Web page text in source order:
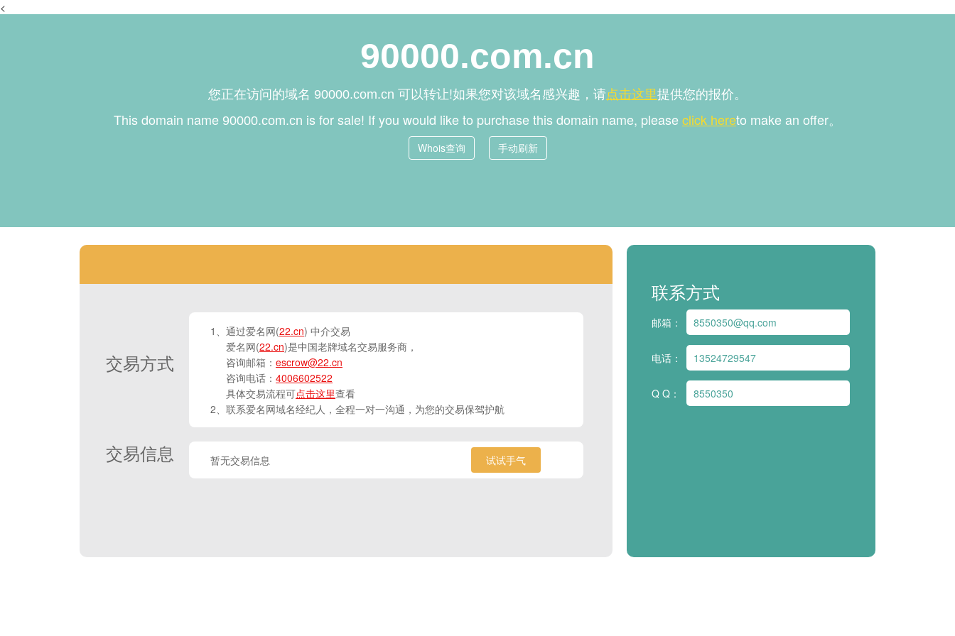
<
90000.com.cn
您正在访问的域名 90000.com.cn 可以转让!如果您对该域名感兴趣，请点击这里提供您的报价。
This domain name 90000.com.cn is for sale! If you would like to purchase this domain name, pleaseclick hereto make an offer。
Whois查询 手动刷新
交易方式
1、通过爱名网(22.cn) 中介交易
爱名网(22.cn)是中国老牌域名交易服务商，
咨询邮箱： escrow@22.cn
咨询电话： 4006602522
具体交易流程可点击这里查看
2、联系爱名网域名经纪人，全程一对一沟通，为您的交易保驾护航
交易信息 暂无交易信息 试试手气
联系方式
邮箱： 8550350@qq.com
电话： 13524729547
Q Q： 8550350